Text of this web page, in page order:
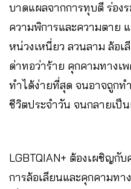
บาดแผลจากการทุบตี ร่อง
ความพิการและความตาย
หน่วงเหนี่ยว ลวนลาม ล้อเ
ด่าทอว่าร้าย คุกคามทางเ
ทำได้ง่ายที่สุด จนอาจถูกท
ชีวิตประจำวัน จนกลายเป็
LGBTQIAN+ ต้องเผชิญกั
การล้อเลียนและคุกคามทา